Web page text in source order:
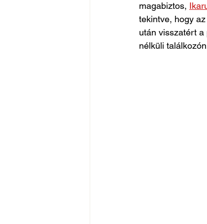
magabiztos,
tekintve, hogy
után visszatért a
nélküli